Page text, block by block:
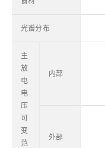
光谱分布
主
放
电
电
压
可
变
范
内部
外部